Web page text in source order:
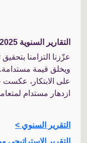
التقارير السنوية 2025
عزّزنا التزامنا
ويخلق قيمة مستدامة.
على الابتكار، عكست
ازدهار مستدام
التقرير السنوي >
التقرير